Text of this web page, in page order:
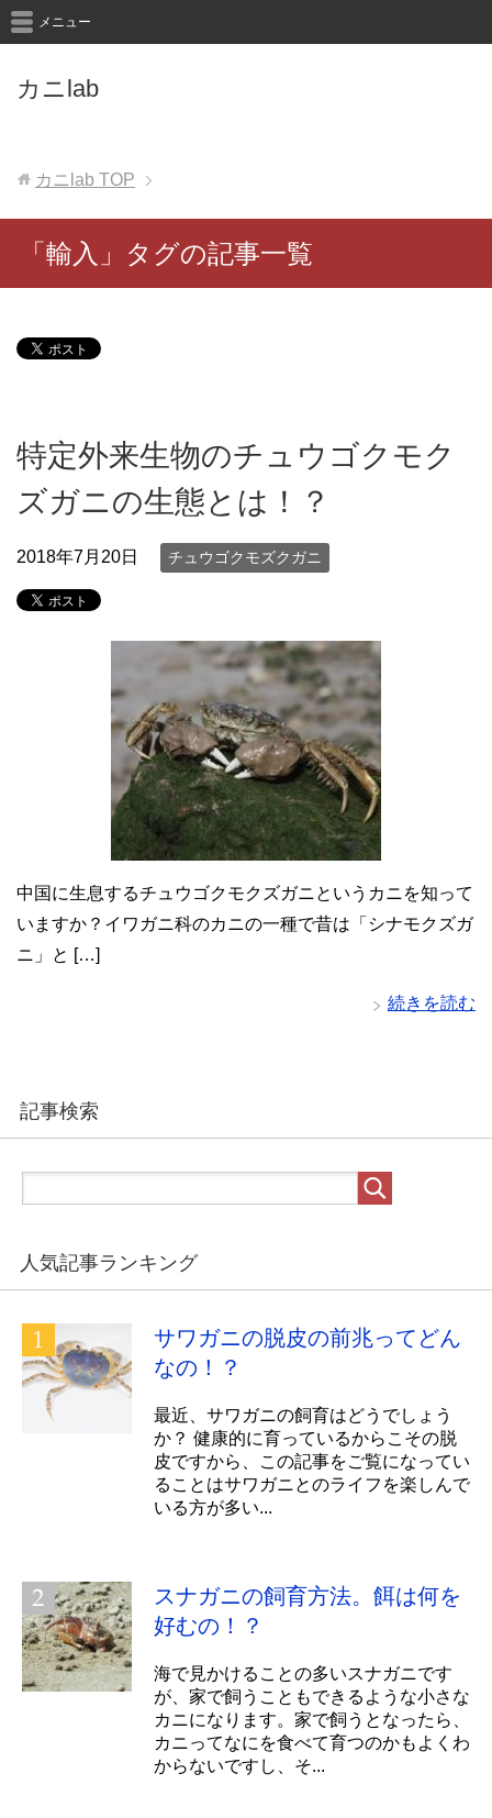
カニlab
メニュー
カニlab TOP
「輸入」タグの記事一覧
特定外来生物のチュウゴクモク
ズガニの生態とは！？
2018年7月20日 チュウゴクモズクガニ
中国に生息するチュウゴクモクズガニというカニを知って
いますか？イワガニ科のカニの一種で昔は「シナモクズガ
ニ」と […]
続きを読む
記事検索
人気記事ランキング
サワガニの脱皮の前兆ってどん
なの！？
最近、サワガニの飼育はどうでしょう
か？ 健康的に育っているからこその脱
皮ですから、この記事をご覧になってい
ることはサワガニとのライフを楽しんで
いる方が多い...
スナガニの飼育方法。餌は何を
好むの！？
海で見かけることの多いスナガニです
が、家で飼うこともできるような小さな
カニになります。家で飼うとなったら、
カニってなにを食べて育つのかもよくわ
からないですし、そ...